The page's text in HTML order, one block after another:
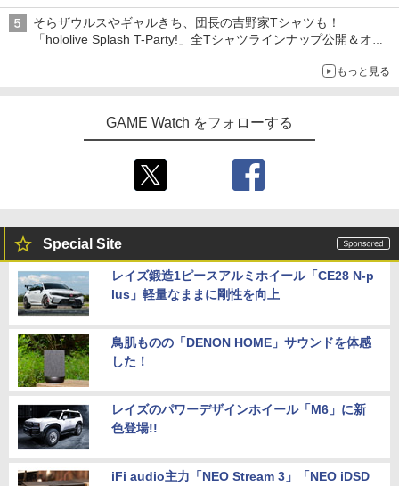
ニンテンドーeショップでは「大神 絶景版」が67%オフで990円
そらザウルスやギャルきち、団長の吉野家Tシャツも！
「hololive Splash T-Party!」全Tシャツラインナップ公開＆オン
もっと見る
GAME Watch をフォローする
Special Site
レイズ鍛造1ピースアルミホイール「CE28 N-p
lus」軽量なままに剛性を向上
鳥肌ものの「DENON HOME」サウンドを体感
した！
レイズのパワーデザインホイール「M6」に新
色登場!!
iFi audio主力「NEO Stream 3」「NEO iDSD